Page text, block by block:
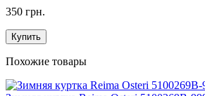
350 грн.
Купить
Похожие товары